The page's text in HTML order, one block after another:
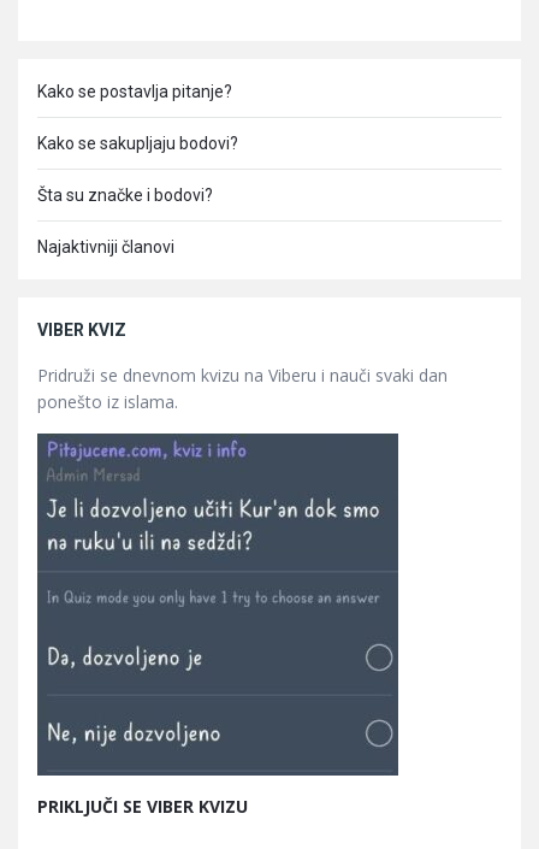
Kako se postavlja pitanje?
Kako se sakupljaju bodovi?
Šta su značke i bodovi?
Najaktivniji članovi
VIBER KVIZ
Pridruži se dnevnom kvizu na Viberu i nauči svaki dan
ponešto iz islama.
PRIKLJUČI SE VIBER KVIZU